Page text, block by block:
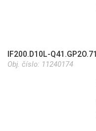
IF200.D10L-
Obj. číslo: 11240174